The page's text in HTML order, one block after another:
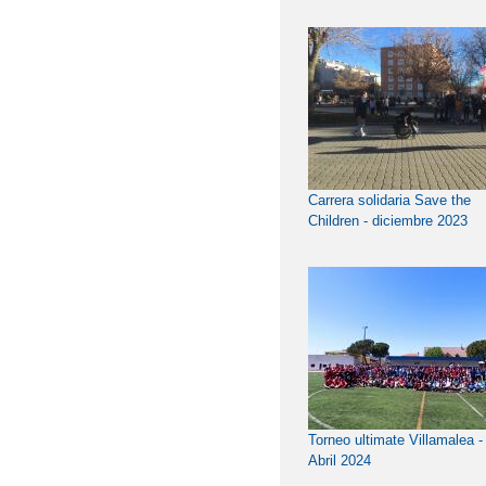
Carrera solidaria Save the
Children - diciembre 2023
Torneo ultimate Villamalea -
Abril 2024